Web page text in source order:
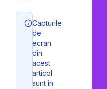
Capturile
de
ecran
din
acest
articol
sunt in